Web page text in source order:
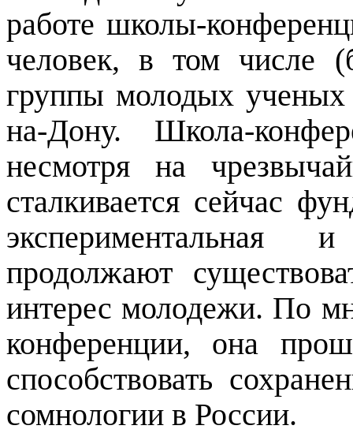
работе школы-
человек, в том числе
группы молодых ученых
на-Дону. Школа-
несмотря на
сталкивается сейчас
экспериментальная
продолжают
интерес молодежи. По
конференции, она
способствовать
сомнологии в России.